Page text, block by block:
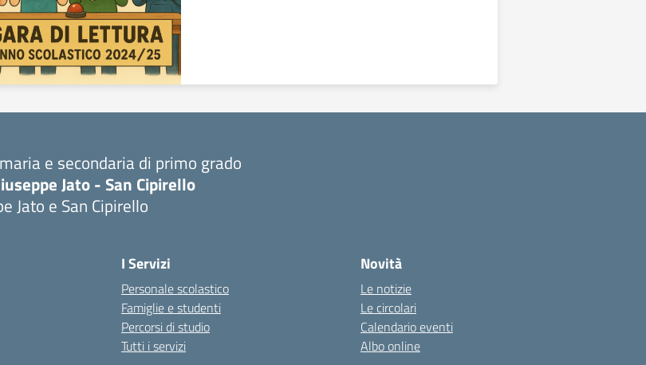
e secondaria di primo grado
Jato - San Cipirello
Jato e San Cipirello
I Servizi
Personale scolastico
Famiglie e studenti
Percorsi di studio
Tutti i servizi
Novità
Le notizie
Le circolari
Calendario eventi
Albo online